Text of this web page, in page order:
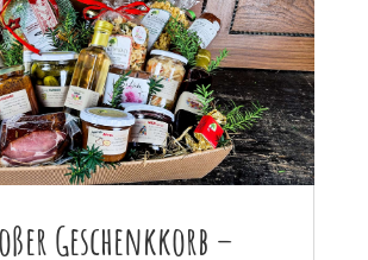
Geschenkkorb –